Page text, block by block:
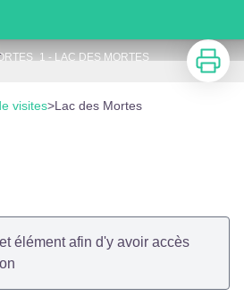
- LAC DES MORTES
Voir l'image en plein écran
Imprimer
visites>Lac des Mortes
élément afin d'y avoir accès